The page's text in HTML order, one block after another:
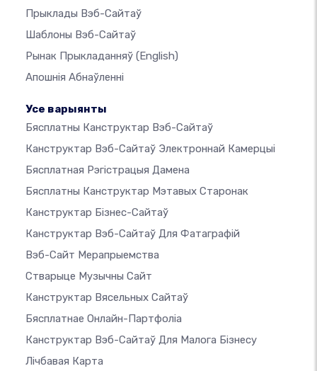
Прыклады Вэб-Сайтаў
Шаблоны Вэб-Сайтаў
Рынак Прыкладанняў (English)
Апошнія Абнаўленні
Усе варыянты
Бясплатны Канструктар Вэб-Сайтаў
Канструктар Вэб-Сайтаў Электроннай Камерцыі
Бясплатная Рэгістрацыя Дамена
Бясплатны Канструктар Мэтавых Старонак
Канструктар Бізнес-Сайтаў
Канструктар Вэб-Сайтаў Для Фатаграфій
Вэб-Сайт Мерапрыемства
Стварыце Музычны Сайт
Канструктар Вясельных Сайтаў
Бясплатнае Онлайн-Партфоліа
Канструктар Вэб-Сайтаў Для Малога Бізнесу
Лічбавая Карта